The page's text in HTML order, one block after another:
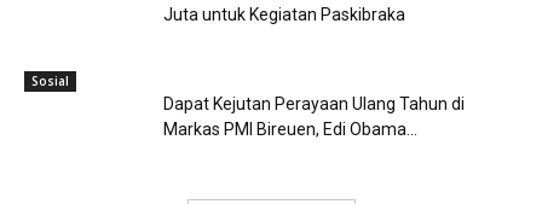
Juta untuk Kegiatan Paskibraka
Sosial
Dapat Kejutan Perayaan Ulang Tahun di
Markas PMI Bireuen, Edi Obama...